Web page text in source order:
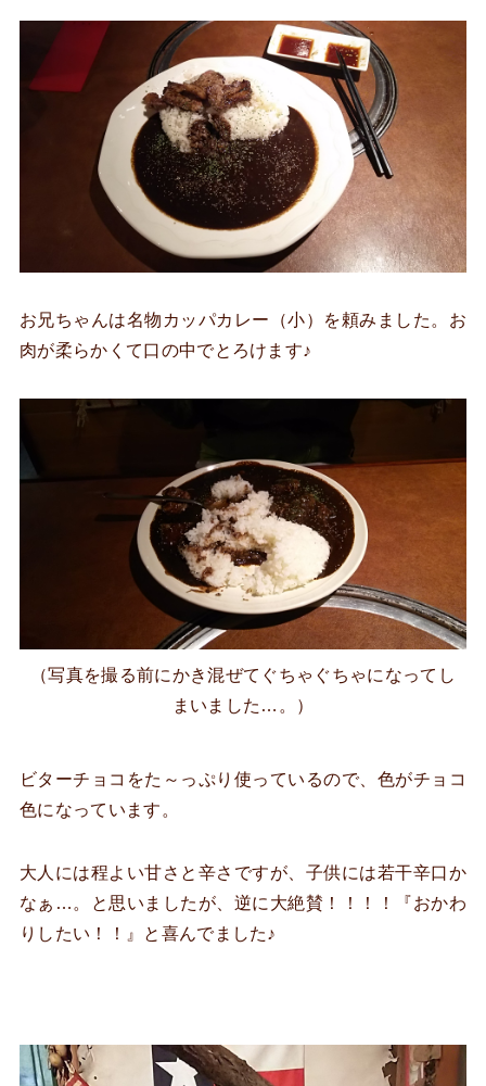
お兄ちゃんは名物カッパカレー（小）を頼みました。お
肉が柔らかくて口の中でとろけます♪
（写真を撮る前にかき混ぜてぐちゃぐちゃになってし
まいました…。）
ビターチョコをた～っぷり使っているので、色がチョコ
色になっています。
大人には程よい甘さと辛さですが、子供には若干辛口か
なぁ…。と思いましたが、逆に大絶賛！！！！『おかわ
りしたい！！』と喜んでました♪